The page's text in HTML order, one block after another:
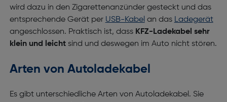
wird dazu in den Zigarettenanzünder gesteckt und das
entsprechende Gerät per USB-Kabel an das Ladegerät
angeschlossen. Praktisch ist, dass KFZ-Ladekabel sehr
klein und leichtsind und deswegen im Auto nicht stören.
Arten von Autoladekabel
Es gibt unterschiedliche Arten von Autoladekabel. Sie